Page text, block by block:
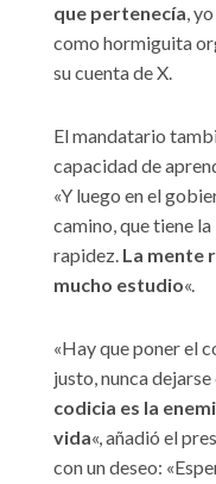
que pertenecía,
como hormiguita
su cuenta de X.
El mandatario
capacidad de
«Y luego en el
camino, que tiene
rapidez. La mente
mucho estudio«.
«Hay que poner el
justo, nunca
codicia es la
vida«, añadió el
con un deseo: